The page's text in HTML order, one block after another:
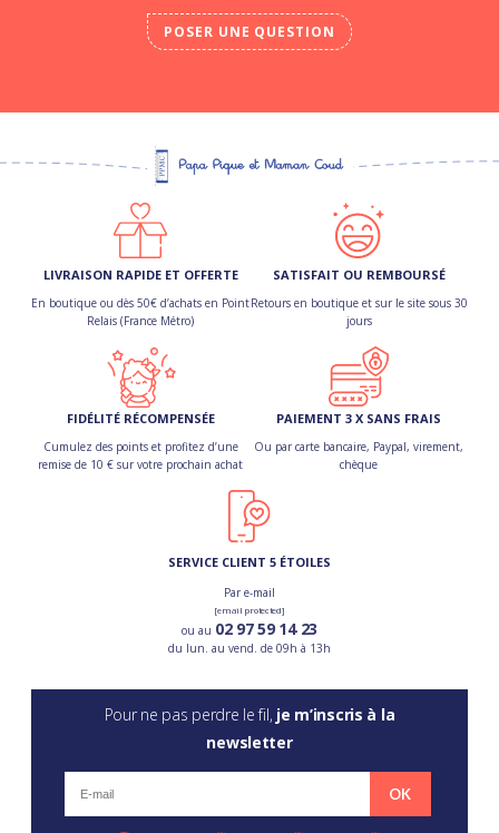
POSER UNE QUESTION
LIVRAISON RAPIDE ET OFFERTE
En boutique ou dès 50€ d’achats en Point
Relais (France Métro)
SATISFAIT OU REMBOURSÉ
Retours en boutique et sur le site sous 30
jours
FIDÉLITÉ RÉCOMPENSÉE
Cumulez des points et profitez d’une
remise de 10 € sur votre prochain achat
PAIEMENT 3 X SANS FRAIS
Ou par carte bancaire, Paypal, virement,
chèque
SERVICE CLIENT 5 ÉTOILES
Par e-mail
[email protected]
ou au 02 97 59 14 23
du lun. au vend. de 09h à 13h
Pour ne pas perdre le fil, je m’inscris à la
newsletter
OK